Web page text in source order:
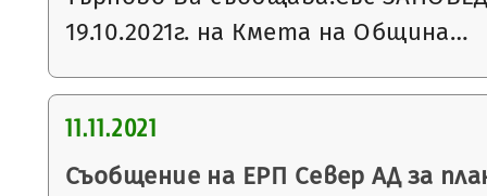
19.10.2021г. на Кмета на Община…
11.11.2021
Съобщение на ЕРП Север АД за